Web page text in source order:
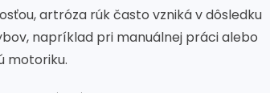
artróza rúk často vzniká v dôsledku
napríklad pri manuálnej práci alebo
motoriku.